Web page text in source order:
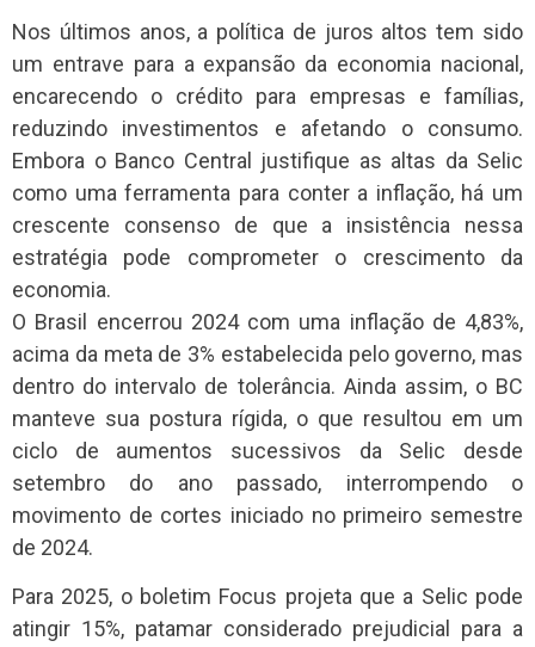
Nos últimos anos, a política de juros altos tem sido
um entrave para a expansão da economia nacional,
encarecendo o crédito para empresas e famílias,
reduzindo investimentos e afetando o consumo.
Embora o Banco Central justifique as altas da Selic
como uma ferramenta para conter a inflação, há um
crescente consenso de que a insistência nessa
estratégia pode comprometer o crescimento da
economia.
O Brasil encerrou 2024 com uma inflação de 4,83%,
acima da meta de 3% estabelecida pelo governo, mas
dentro do intervalo de tolerância. Ainda assim, o BC
manteve sua postura rígida, o que resultou em um
ciclo de aumentos sucessivos da Selic desde
setembro do ano passado, interrompendo o
movimento de cortes iniciado no primeiro semestre
de 2024.
Para 2025, o boletim Focus projeta que a Selic pode
atingir 15%, patamar considerado prejudicial para a